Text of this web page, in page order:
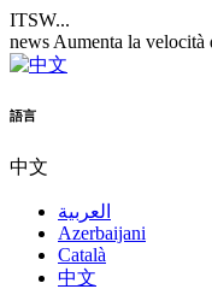
ITSW...
news Aumenta la
語言
中文
العربية
Azerbaijani
Català
中文